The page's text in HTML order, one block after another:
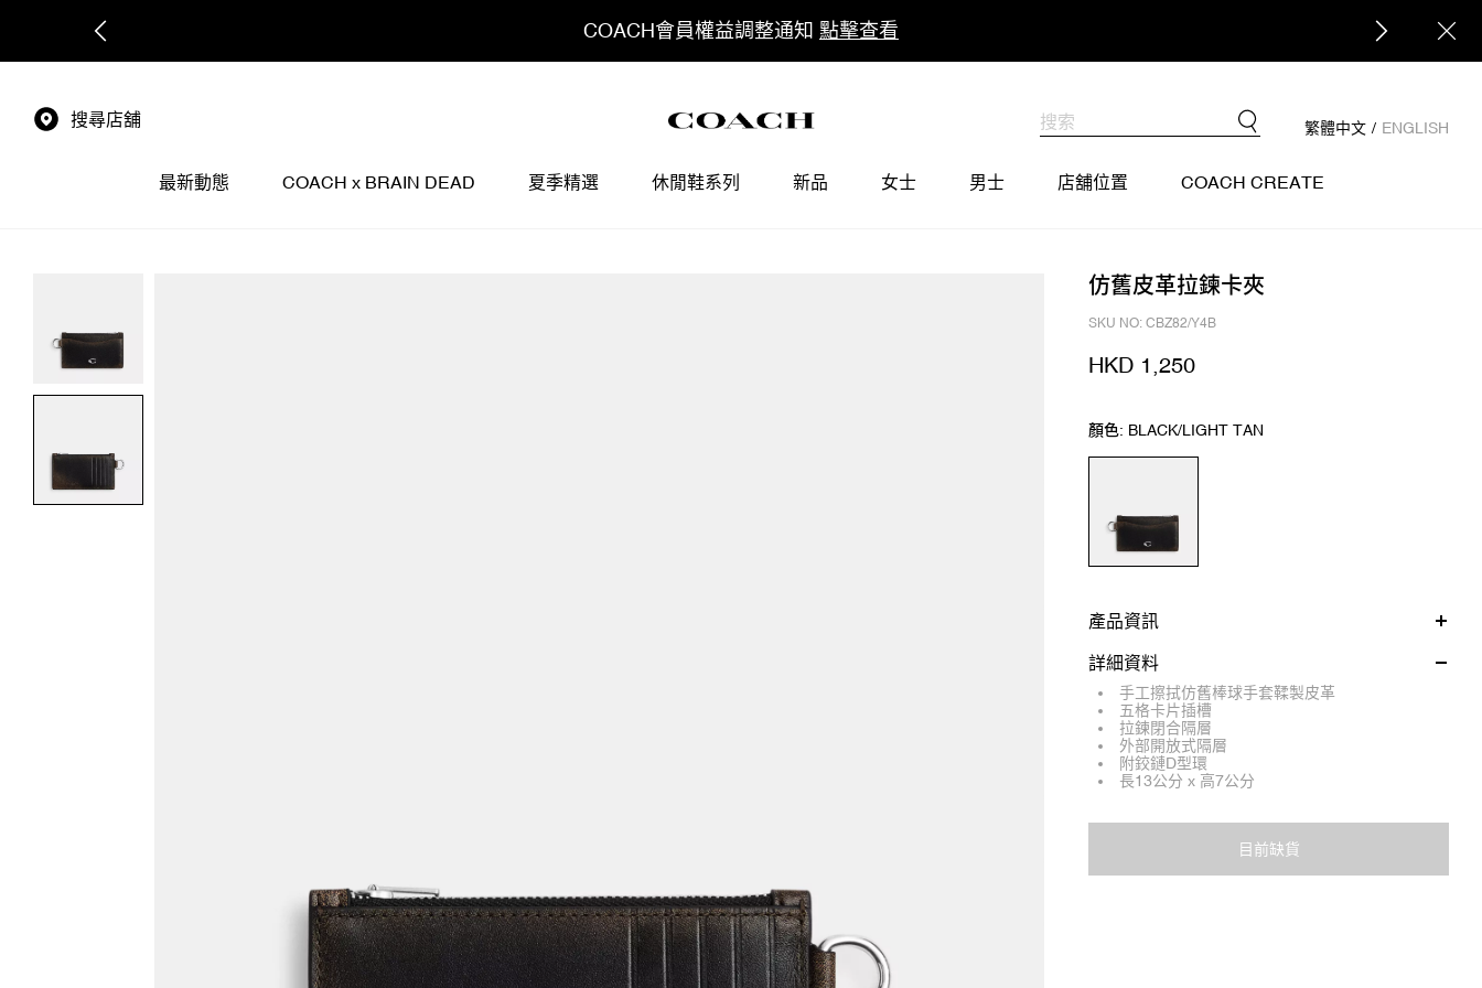
COACH會員權益調整通知 點擊查看
搜尋店舖 繁體中文 / ENGLISH
最新動態 COACH x BRAIN DEAD 夏季精選 休閒鞋系列 新品 女士 男士 店舖位置 COACH CREATE
仿舊皮革拉鍊卡夾
SKU NO: CBZ82/Y4B
HKD 1,250
顏色: BLACK/LIGHT TAN
產品資訊
詳細資料
手工擦拭仿舊棒球手套鞣製皮革
五格卡片插槽
拉鍊閉合隔層
外部開放式隔層
附鉸鏈D型環
長13公分 x 高7公分
目前缺貨